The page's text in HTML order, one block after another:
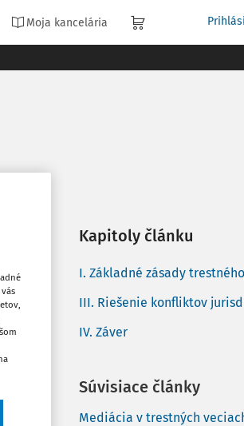
Moja kancelária
Kapitoly článku
I. Základné zásady
III. Riešenie konfliktov
IV. Záver
Súvisiace články
Mediácia v trestných